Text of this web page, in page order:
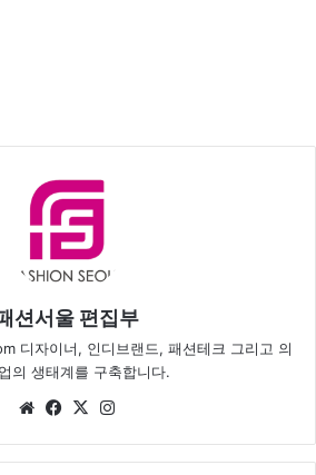
션서울 편집부
디자이너, 인디브랜드, 패션테크 그리고 의
의 생태계를 구축합니다.
We
te
Fa
bo
X
ra